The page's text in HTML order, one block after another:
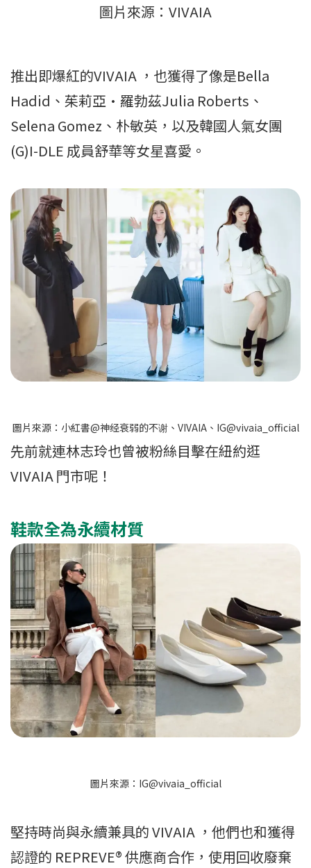
圖片來源：VIVAIA
推出即爆紅的VIVAIA ，也獲得了像是Bella
Hadid、茱莉亞·羅勃茲Julia Roberts、
Selena Gomez、朴敏英，以及韓國人氣女團
(G)I-DLE 成員舒華等女星喜愛。
圖片來源：小紅書@神经衰弱的不谢、VIVAIA、IG@vivaia_official
先前就連林志玲也曾被粉絲目擊在紐約逛
VIVAIA 門市呢！
鞋款全為永續材質
圖片來源：IG@vivaia_official
堅持時尚與永續兼具的 VIVAIA ，他們也和獲得
認證的 REPREVE® 供應商合作，使用回收廢棄